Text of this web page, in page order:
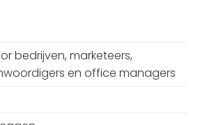
bedrijven, marketeers,
en office managers